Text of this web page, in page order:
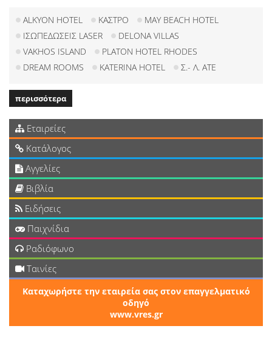
ALKYON HOTEL ΚΑΣΤΡΟ
MAY BEACH HOTEL
ΙΣΩΠΕΔΩΣΕΙΣ LASER
DELONA VILLAS
VAKHOS ISLAND
PLATON HOTEL RHODES
DREAM ROOMS
KATERINA HOTEL Σ.- Λ. ΑΤΕ
περισσότερα
Εταιρείες
Κατάλογος
Αγγελίες
Βιβλία
Ειδήσεις
Παιχνίδια
Ραδιόφωνο
Ταινίες
Καταχωρήστε την εταιρεία σας στον επαγγελματικό
οδηγό
www.vres.gr